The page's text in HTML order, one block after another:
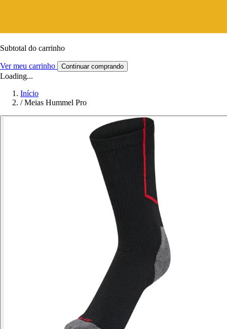
Subtotal do carrinho
Ver meu carrinho Continuar comprando
Loading...
Início
/ Meias Hummel Pro